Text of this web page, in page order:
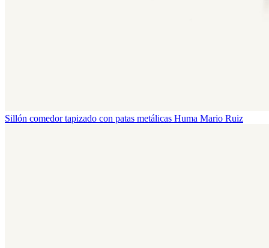
Sillón comedor tapizado con patas metálicas Huma Mario Ruiz